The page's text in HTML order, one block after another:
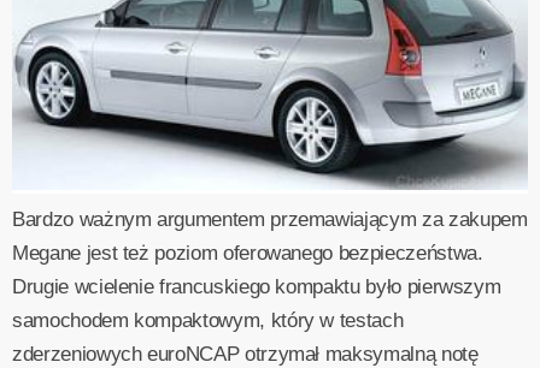
Bardzo ważnym argumentem przemawiającym za zakupem
Megane jest też poziom oferowanego bezpieczeństwa.
Drugie wcielenie francuskiego kompaktu było pierwszym
samochodem kompaktowym, który w testach
zderzeniowych euroNCAP otrzymał maksymalną notę